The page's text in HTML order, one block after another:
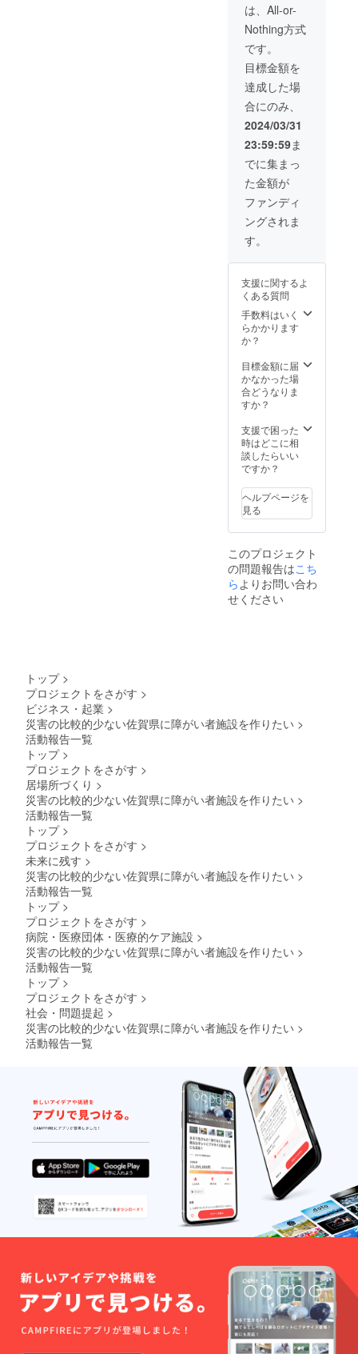
ご負担
致しま
すが、
ては自
己負担
にさせ
て頂き
ます。
詳細な
打ち合
わせは
落成式
の日時
が決ま
り次第
させて
施設内
関しま
して
は、双
方の都
合の付
を擦り
合わせ
して、
日時な
めさせ
て頂き
ます。
またそ
交通費
は主催
主が負
担致し
が、宿
泊費に
関して
は自己
負担に
は、All-or-
Nothing方式
です。
目標金額を
達成した場
合にのみ、
2024/03/31
23:59:59ま
でに集まっ
た金額が
ファンディ
ングされま
す。
支援に関するよ
くある質問
手数料はいく
らかかります
か？
目標金額に届
かなかった場
合どうなりま
すか？
支援で困った
時はどこに相
談したらいい
ですか？
ヘルプページを
見る
このプロジェクト
の問題報告はこち
ら よりお問い合わ
せください
トップ >
プロジェクトをさがす >
ビジネス・起業 >
災害の比較的少ない佐賀県に障がい者施設を作りたい >
活動報告一覧
トップ >
プロジェクトをさがす >
居場所づくり >
災害の比較的少ない佐賀県に障がい者施設を作りたい >
活動報告一覧
トップ >
プロジェクトをさがす >
未来に残す >
災害の比較的少ない佐賀県に障がい者施設を作りたい >
活動報告一覧
トップ >
プロジェクトをさがす >
病院・医療団体・医療的ケア施設 >
災害の比較的少ない佐賀県に障がい者施設を作りたい >
活動報告一覧
トップ >
プロジェクトをさがす >
社会・問題提起 >
災害の比較的少ない佐賀県に障がい者施設を作りたい >
活動報告一覧